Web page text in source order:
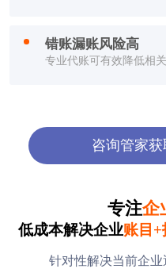
李**
郑**
错账漏账风险高
专业代账可有效降低相
咨询管家
专注企
低成本解决企业账目
针对性解决当前企